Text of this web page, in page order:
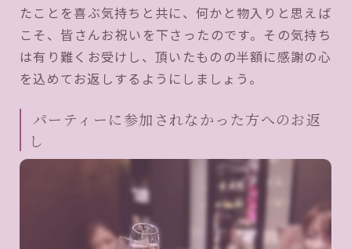
たことを喜ぶ気持ちと共に、何かと物入りと思えば
こそ、皆さんお祝いを下さったのです。その気持ち
は有り難くお受けし、頂いたものの半額に感謝の心
を込めてお返しするようにしましょう。
パーティーに参加されなかった方へのお返
し